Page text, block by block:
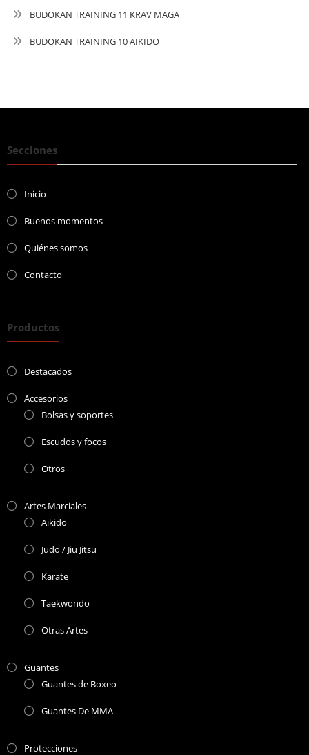
BUDOKAN TRAINING 11 KRAV MAGA
BUDOKAN TRAINING 10 AIKIDO
Secciones
Inicio
Buenos momentos
Quiénes somos
Contacto
Productos
Destacados
Accesorios
Bolsas y soportes
Escudos y focos
Otros
Artes Marciales
Aikido
Judo / Jiu Jitsu
Karate
Taekwondo
Otras Artes
Guantes
Guantes de Boxeo
Guantes De MMA
Protecciones